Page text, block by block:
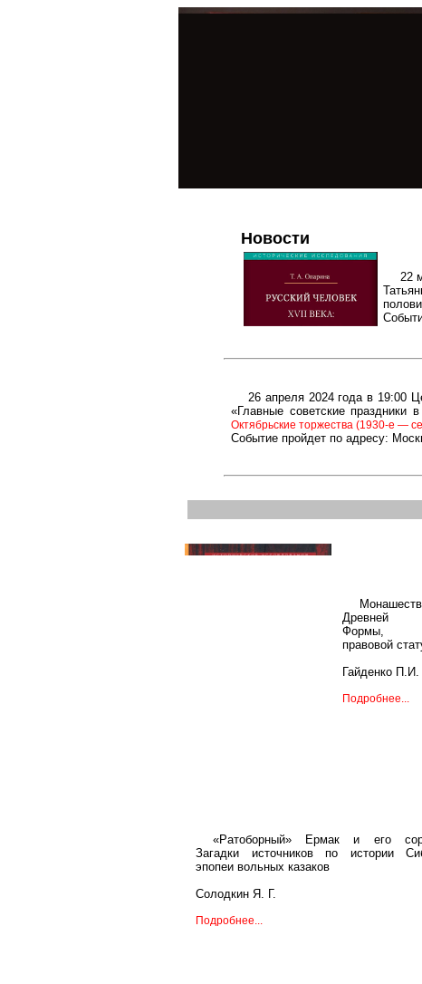
Новости
22
26 апреля 2024 года в 19:00
«Главные советские праздники
Октябрьские торжества (1930-е —
Событие пройдет по адресу:
Древней
Формы,
правовой
Гайденко П.И.
Подробнее...
«Ратоборный» Ермак и его
Загадки источников по истории
эпопеи вольных казаков
Солодкин Я. Г.
Подробнее...